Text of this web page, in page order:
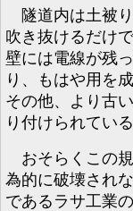
隧道内は土被
吹き抜けるだけで
壁には電線が残
り、もはや用を
その他、より古
り付けられてい
おそらくこの
為的に破壊され
であるラサ工業